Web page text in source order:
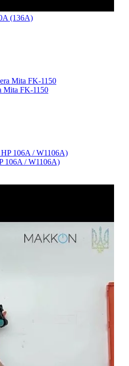
(136A)
Mita FK-1150
106A / W1106A)